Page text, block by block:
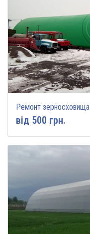
Ремонт зерносховища
вiд 500 грн.